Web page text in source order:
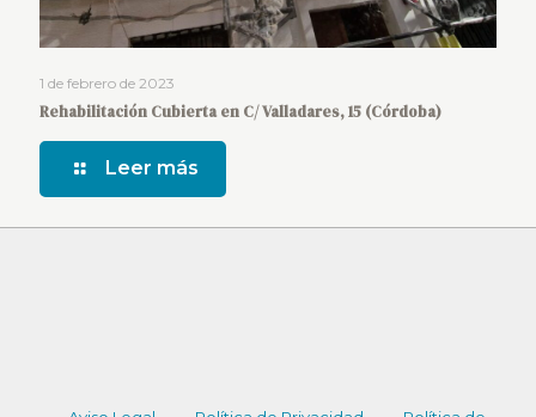
1 de febrero de 2023
Rehabilitación Cubierta en C/ Valladares, 15 (Córdoba)
Leer más